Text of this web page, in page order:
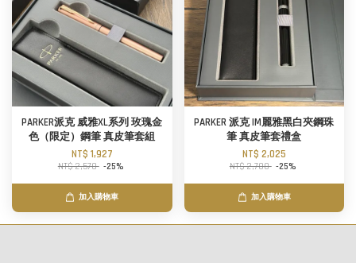
PARKER派克 威雅XL系列 玫瑰金
色（限定）鋼筆 真皮筆套組
NT$ 1,927
NT$ 2,570 -25%
加入購物車
PARKER 派克 IM麗雅黑白夾鋼珠
筆 真皮筆套禮盒
NT$ 2,025
NT$ 2,700 -25%
加入購物車